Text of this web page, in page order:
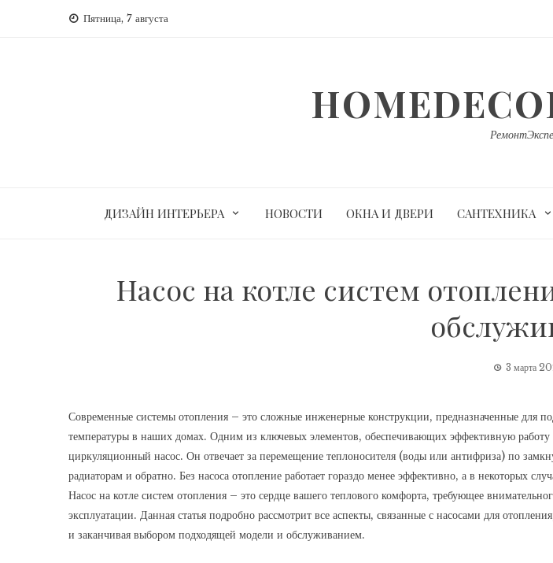
Пятница, 7 августа
ДИЗАЙН ИНТЕРЬЕРА НОВОСТИ ОКНА И ДВЕРИ САНТЕХНИКА
Насос на котле систем
3 марта
Современные системы отопления – это сложные инженерные конструкции, предназначенные для
температуры в наших домах. Одним из ключевых элементов, обеспечивающих эффективную работу
циркуляционный насос. Он отвечает за перемещение теплоносителя (воды или антифриза) по
радиаторам и обратно. Без насоса отопление работает гораздо менее эффективно, а в некоторых
Насос на котле систем отопления – это сердце вашего теплового комфорта, требующее
эксплуатации. Данная статья подробно рассмотрит все аспекты, связанные с насосами для
и заканчивая выбором подходящей модели и обслуживанием.